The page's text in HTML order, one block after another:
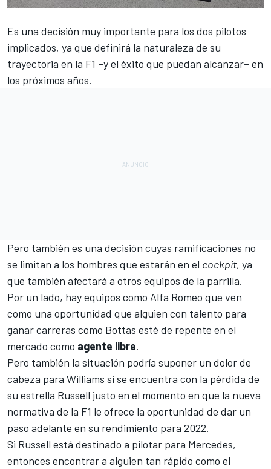
Es una decisión muy importante para los dos pilotos
implicados, ya que definirá la naturaleza de su
trayectoria en la F1 –y el éxito que puedan alcanzar– en
los próximos años.
Pero también es una decisión cuyas ramificaciones no
se limitan a los hombres que estarán en el cockpit, ya
que también afectará a otros equipos de la parrilla.
Por un lado, hay equipos como Alfa Romeo que ven
como una oportunidad que alguien con talento para
ganar carreras como Bottas esté de repente en el
mercado como agente libre.
Pero también la situación podría suponer un dolor de
cabeza para Williams si se encuentra con la pérdida de
su estrella Russell justo en el momento en que la nueva
normativa de la F1 le ofrece la oportunidad de dar un
paso adelante en su rendimiento para 2022.
Si Russell está destinado a pilotar para Mercedes,
entonces encontrar a alguien tan rápido como el